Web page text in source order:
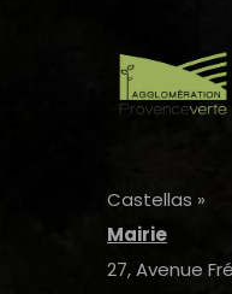
Castellas »
Mairie
27, Avenue